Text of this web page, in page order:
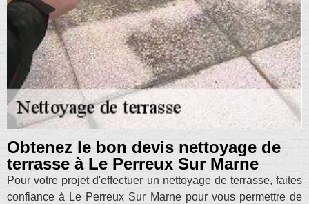
Obtenez le bon devis nettoyage de
terrasse à Le Perreux Sur Marne
Pour votre projet d'effectuer un nettoyage de terrasse, faites
confiance à Le Perreux Sur Marne pour vous permettre de